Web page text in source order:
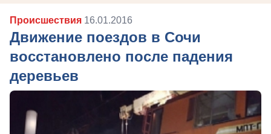
Происшествия 16.01.2016
Движение поездов в Сочи
восстановлено после падения
деревьев